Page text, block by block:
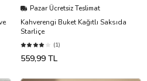
Pazar Ücretsiz Teslimat
Kahverengi Buket Kağıtlı Saksıda
Starliçe
(1)
559,99 TL